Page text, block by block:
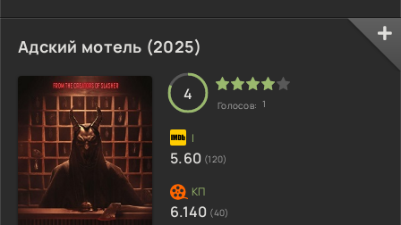
Адский мотель (2025)
4
Голосов: 1
5.60 (120)
6.140 (40)